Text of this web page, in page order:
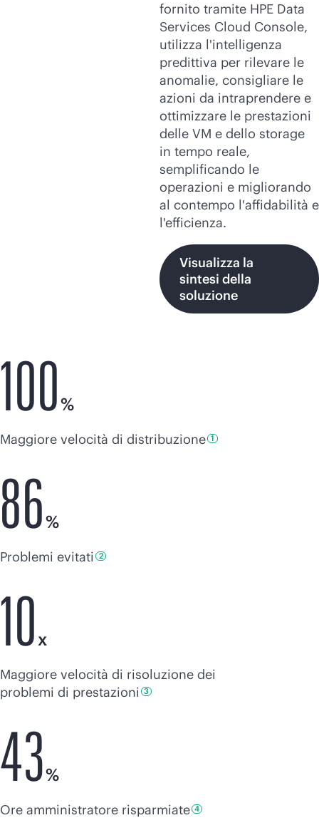
fornito tramite HPE Data
Services Cloud Console,
utilizza l'intelligenza
predittiva per rilevare le
anomalie, consigliare le
azioni da intraprendere e
ottimizzare le prestazioni
delle VM e dello storage
in tempo reale,
semplificando le
operazioni e migliorando
al contempo l'affidabilità e
l'efficienza.
Visualizza la
sintesi della
soluzione
100%
Maggiore velocità di distribuzione 1
86%
Problemi evitati 2
10x
Maggiore velocità di risoluzione dei
problemi di prestazioni 3
43%
Ore amministratore risparmiate 4